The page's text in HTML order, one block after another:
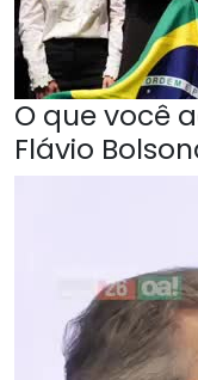
O que você
Flávio